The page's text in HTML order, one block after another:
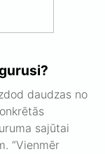
daudzas no
sajūtai
“Vienmēr